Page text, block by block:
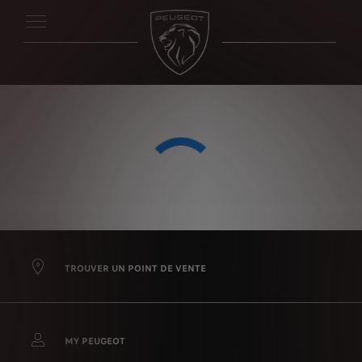
TROUVER UN POINT DE VENTE
MY PEUGEOT
vous fournir des fonctionnalités essentielles telles que la